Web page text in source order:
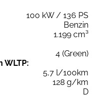
100 kW / 136 PS
Benzin
1.199 cm³
4 (Green)
WLTP:
5,7 l/100km
128 g/km
D